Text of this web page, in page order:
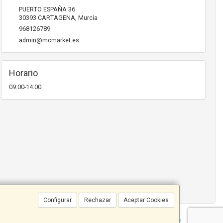
Configurar Rechazar Aceptar Cookies
PUERTO ESPAÑA 36
30393 CARTAGENA Murcia
968126789
admin@mcmarket.es
Horario
09:00-14:00